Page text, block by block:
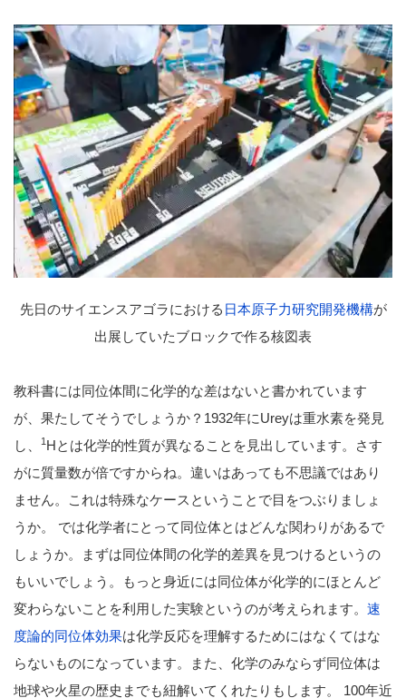
先日のサイエンスアゴラにおける 日本原子力研究開発機構が
出展していたブロックで作る核図表
教科書には同位体間に化学的な差はないと書かれています
が、果たしてそうでしょうか？1932年にUreyは重水素を発見
し、
1 Hとは化学的性質が異なることを見出しています。さす
がに質量数が倍ですからね。違いはあっても不思議ではあり
ません。これは特殊なケースということで目をつぶりましょ
うか。 では化学者にとって同位体とはどんな関わりがあるで
しょうか。まずは同位体間の化学的差異を見つけるというの
もいいでしょう。もっと身近には同位体が化学的にほとんど
変わらないことを利用した実験というのが考えられます。 速
度論的同位体効果は化学反応を理解するためにはなくてはな
らないものになっています。また、化学のみならず同位体は
地球や火星の歴史までも紐解いてくれたりもします。 100年近